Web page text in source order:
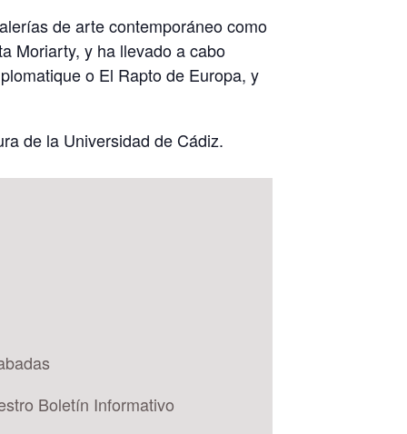
de arte contemporáneo como
Moriarty, y ha llevado a cabo
o El Rapto de Europa, y
de la Universidad de Cádiz.
Boletín Informativo